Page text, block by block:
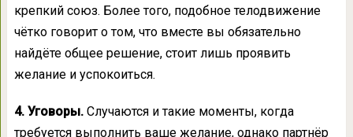
крепкий союз. Более того, подобное телодвижение
чётко говорит о том, что вместе вы обязательно
найдёте общее решение, стоит лишь проявить
желание и успокоиться.
4. Уговоры. Случаются и такие моменты, когда
требуется выполнить ваше желание, однако партнёр